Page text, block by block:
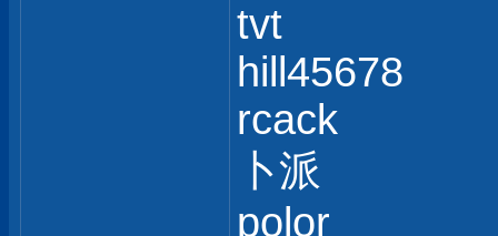
tvt
hill45678
rcack
卜派
polor